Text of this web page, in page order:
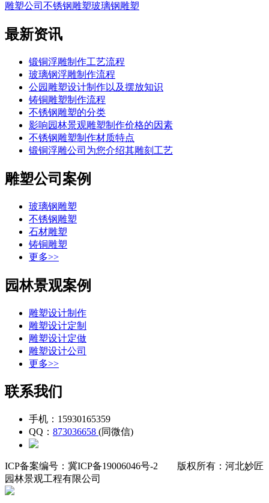
雕塑公司 不锈钢雕塑玻璃钢雕塑
最新资讯
锻铜浮雕制作工艺流程
玻璃钢浮雕制作流程
公园雕塑设计制作以及摆放知识
铸铜雕塑制作流程
不锈钢雕塑的分类
影响园林景观雕塑制作价格的因素
不锈钢雕塑制作材质特点
锻铜浮雕公司为您介绍其雕刻工艺
雕塑公司案例
玻璃钢雕塑
不锈钢雕塑
石材雕塑
铸铜雕塑
更多>>
园林景观案例
雕塑设计制作
雕塑设计定制
雕塑设计定做
雕塑设计公司
更多>>
联系我们
手机：15930165359
QQ： 873036658 (同微信)
ICP备案编号：冀ICP备19006046号-2
版权所有：河北妙匠
园林景观工程有限公司